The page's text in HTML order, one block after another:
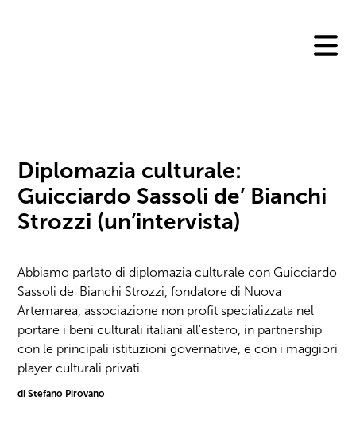
Diplomazia culturale:
Guicciardo Sassoli de’ Bianchi
Strozzi (un’intervista)
Abbiamo parlato di diplomazia culturale con Guicciardo
Sassoli de' Bianchi Strozzi, fondatore di Nuova
Artemarea, associazione non profit specializzata nel
portare i beni culturali italiani all'estero, in partnership
con le principali istituzioni governative, e con i maggiori
player culturali privati.
di Stefano Pirovano